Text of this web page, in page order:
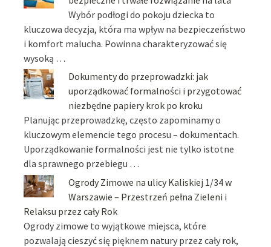
Wybór podłogi do pokoju dziecka to
kluczowa decyzja, która ma wpływ na bezpieczeństwo
i komfort malucha. Powinna charakteryzować się
wysoką …
Dokumenty do przeprowadzki: jak
uporządkować formalności i przygotować
niezbędne papiery krok po kroku
Planując przeprowadzkę, często zapominamy o
kluczowym elemencie tego procesu – dokumentach.
Uporządkowanie formalności jest nie tylko istotne
dla sprawnego przebiegu …
Ogrody Zimowe na ulicy Kaliskiej 1/34 w
Warszawie – Przestrzeń pełna Zieleni i
Relaksu przez cały Rok
Ogrody zimowe to wyjątkowe miejsca, które
pozwalają cieszyć się pięknem natury przez cały rok,